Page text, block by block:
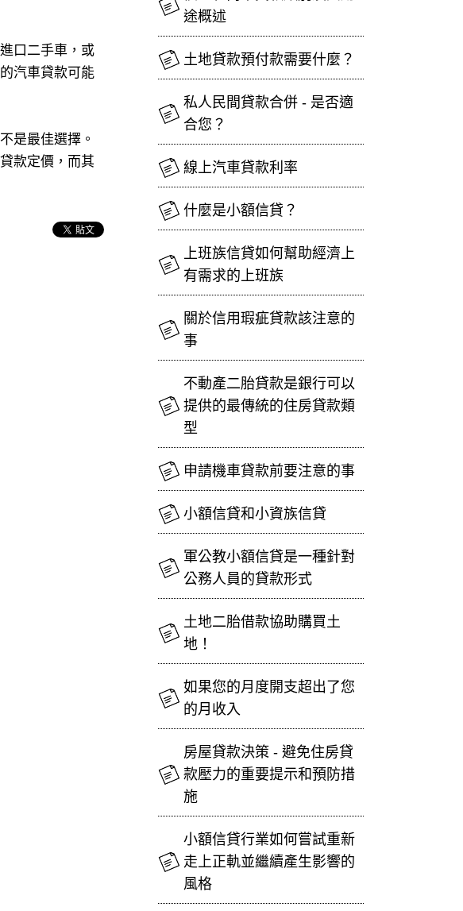
口二手車，或
汽車貸款可能
是最佳選擇。
款定價，而其
途概述
土地貸款預付款需要什麼？
私人民間貸款合併 - 是否適
合您？
線上汽車貸款利率
什麼是小額信貸？
上班族信貸如何幫助經濟上
有需求的上班族
關於信用瑕疵貸款該注意的
事
不動產二胎貸款是銀行可以
提供的最傳統的住房貸款類
型
申請機車貸款前要注意的事
小額信貸和小資族信貸
軍公教小額信貸是一種針對
公務人員的貸款形式
土地二胎借款協助購買土
地！
如果您的月度開支超出了您
的月收入
房屋貸款決策 - 避免住房貸
款壓力的重要提示和預防措
施
小額信貸行業如何嘗試重新
走上正軌並繼續產生影響的
風格